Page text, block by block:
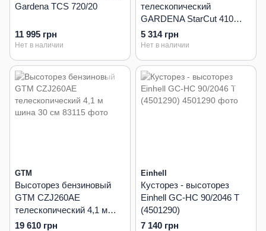
Gardena TCS 720/20
11 995 грн
Нет в наличии
телескопический
GARDENA StarСut 410
Plus (12001-20.000.00)
5 314 грн
Нет в наличии
GTM
Высоторез бензиновый
GTM CZJ260AE
телескопический 4,1 м
шина 30 см
19 610 грн
Einhell
Кусторез - высоторез
Einhell GC-HC 90/2046 T
(4501290)
7 140 грн